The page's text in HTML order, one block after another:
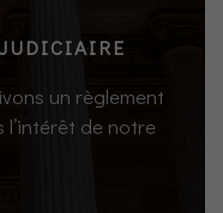
un règlement
de notre